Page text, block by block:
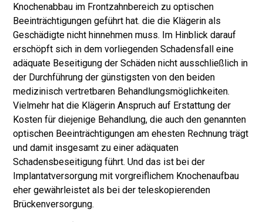
Knochenabbau im Frontzahnbe­reich zu optischen
Beeinträchtigungen geführt hat. die die Klägerin als
Geschä­digte nicht hinnehmen muss. Im Hinblick darauf
erschöpft sich in dem vorlie­genden Schadensfall eine
adäquate Beseitigung der Schäden nicht ausschließ­lich in
der Durchführung der günstigsten von den beiden
medizinisch vertretba­ren Behandlungsmöglichkeiten.
Vielmehr hat die Klägerin Anspruch auf Erstat­tung der
Kosten für diejenige Behandlung, die auch den genannten
optischen Beeinträchtigungen am ehesten Rechnung trägt
und damit insgesamt zu einer adäquaten
Schadensbeseitigung führt. Und das ist bei der
Implantatversorgung mit vorgreiflichem Knochenaufbau
eher gewährleistet als bei der teleskopierenden
Brückenversorgung.